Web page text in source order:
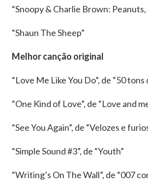
“Snoopy & Charlie Brown: Peanuts,
“Shaun The Sheep”
Melhor canção original
“Love Me Like You Do”, de “50 tons
“One Kind of Love”, de “Love and
“See You Again”, de “Velozes e
“Simple Sound #3”, de “Youth”
“Writing’s On The Wall”, de “007